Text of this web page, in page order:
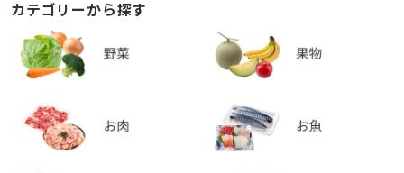
カテゴリーから探す